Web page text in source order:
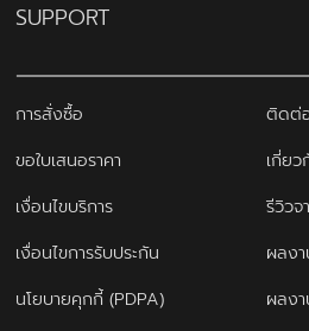
SUPPORT
การสั่งซื้อ
ติดต่อ
ขอใบเสนอราคา
เกี่ยว
เงื่อนไขบริการ
รีวิวจ
เงื่อนไขการรับประกัน
ผลง
นโยบายคุกกี้ (PDPA)
ผลง